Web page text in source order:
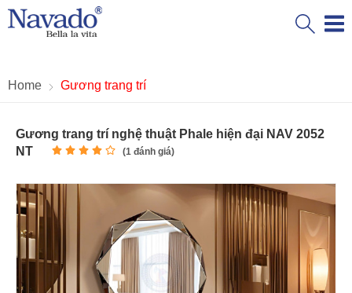
Home Gương trang trí
Gương trang trí nghệ thuật Phale hiện đại NAV 2052
NT
(1 đánh giá)